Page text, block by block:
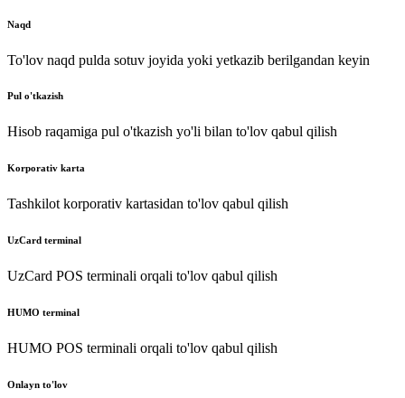
Naqd
To'lov naqd pulda sotuv joyida yoki yetkazib berilgandan keyin
Pul o'tkazish
Hisob raqamiga pul o'tkazish yo'li bilan to'lov qabul qilish
Korporativ karta
Tashkilot korporativ kartasidan to'lov qabul qilish
UzCard terminal
UzCard POS terminali orqali to'lov qabul qilish
HUMO terminal
HUMO POS terminali orqali to'lov qabul qilish
Onlayn to'lov